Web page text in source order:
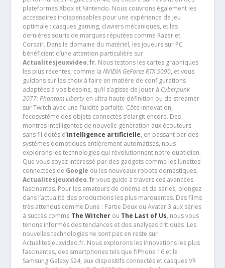
plateformes Xbox et Nintendo. Nous couvrons également les
accessoires indispensables pour une expérience de jeu
optimale : casques gaming, claviers mécaniques, et les
dernières souris de marques réputées comme Razer et
Corsair. Dans le domaine du matériel, les joueurs sur PC
bénéficient d’une attention particulière sur
Actualitesjeuxvideo.fr. Nous testons les cartes graphiques
les plus récentes, comme la NVIDIA GeForce RTX 5090, et vous
guidons sur les choix à faire en matière de configurations
adaptées à vos besoins, qu’il s’agisse de jouer à Cyberpunk
2077: Phantom Libertyen ultra haute définition ou de streamer
sur Twitch avec une fluidité parfaite. Côté innovation,
l’écosystème des objets connectés s’élargit encore. Des
montres intelligentes de nouvelle génération aux écouteurs
sans fil dotés d’intelligence artificielle, en passant par des
systèmes domotiques entièrement automatisés, nous
explorons les technologies qui révolutionnent notre quotidien.
Que vous soyez intéressé par des gadgets comme les lunettes
connectées de Google ou les nouveaux robots domestiques,
Actualitesjeuxvideo.frvous guide à travers ces avancées
fascinantes. Pour les amateurs de cinéma et de séries, plongez
dans l’actualité des productions les plus marquantes. Des films
très attendus comme Dune : Partie Deux ou Avatar 3 aux séries
à succès comme The Witcherou The Last of Us, nous vous
tenons informés des tendances et des analyses critiques .Les
nouvelles technologies ne sont pas en reste sur
Actualitesjeuxvideo.fr. Nous explorons les innovations les plus
fascinantes, des smartphones tels que l’iPhone 16 et le
Samsung Galaxy S24, aux dispositifs connectés et casques VR